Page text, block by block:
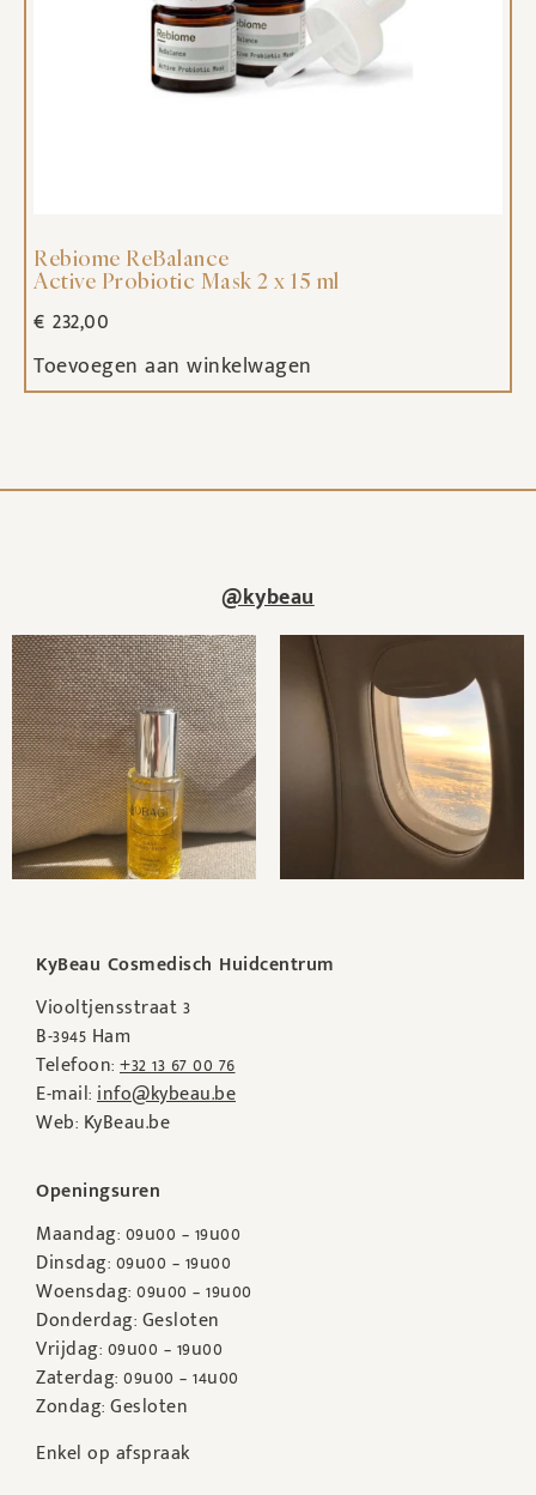
Rebiome ReBalance
Active Probiotic Mask 2 x 15 ml
€ 232,00
Toevoegen aan winkelwagen
@kybeau
KyBeau Cosmedisch Huidcentrum
Viooltjensstraat 3
B-3945 Ham
Telefoon:+32 13 67 00 76
E-mail:info@kybeau.be
Web: KyBeau.be
Openingsuren
Maandag: 09u00 – 19u00
Dinsdag: 09u00 – 19u00
Woensdag: 09u00 – 19u00
Donderdag: Gesloten
Vrijdag: 09u00 – 19u00
Zaterdag: 09u00 – 14u00
Zondag: Gesloten
Enkel op afspraak